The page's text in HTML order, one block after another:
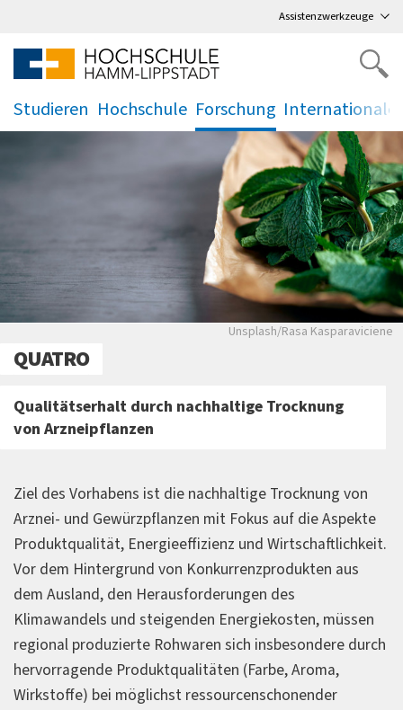
Assistenzwerkzeuge
Studieren
.
Hochschule
.
Forschung
. .
Unsplash/Rasa
Unsplash/Rasa Kasparaviciene
QUATRO
Qualitätserhalt durch nachhaltige Trocknung
von Arzneipflanzen
Ziel des Vorhabens ist die nachhaltige Trocknung von
Arznei- und Gewürzpflanzen mit Fokus auf die Aspekte
Produktqualität, Energieeffizienz und Wirtschaftlichkeit.
Vor dem Hintergrund von Konkurrenzprodukten aus
dem Ausland, den Herausforderungen des
Klimawandels und steigenden Energiekosten, müssen
regional produzierte Rohwaren sich insbesondere durch
hervorragende Produktqualitäten (Farbe, Aroma,
Wirkstoffe) bei möglichst ressourcenschonender